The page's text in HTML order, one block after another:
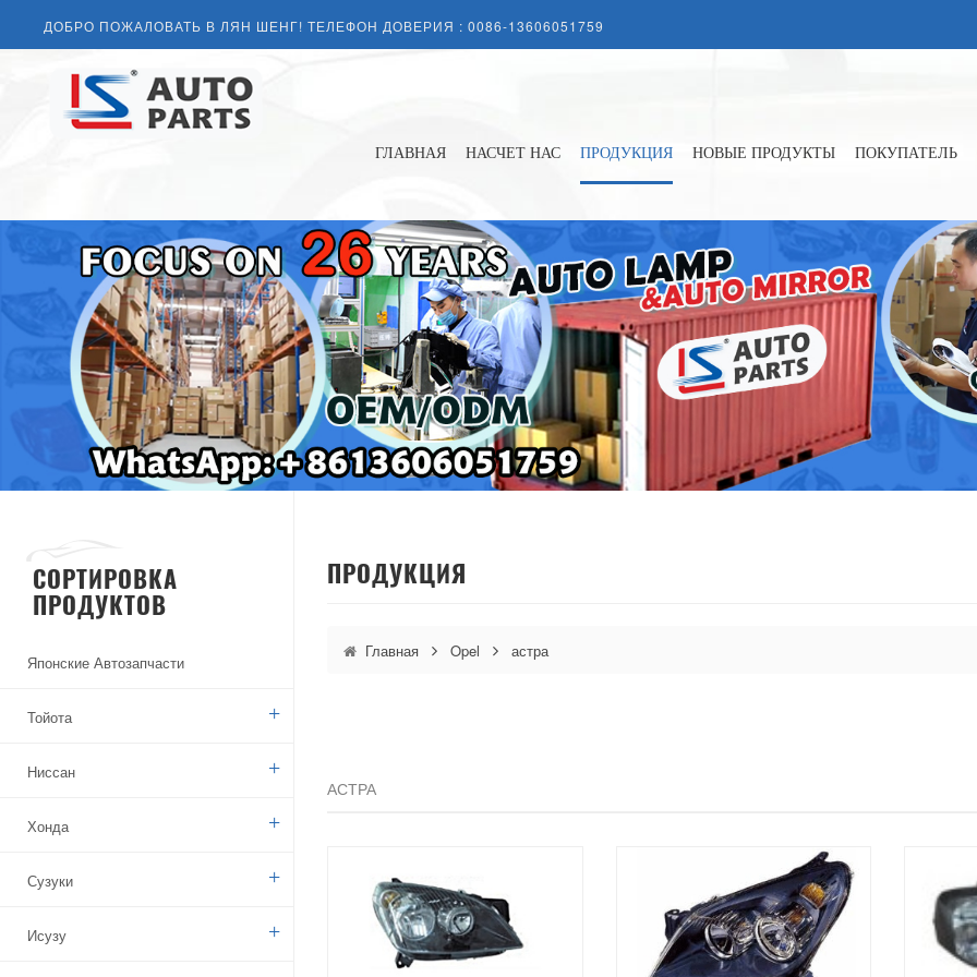
ДОБРО ПОЖАЛОВАТЬ В ЛЯН ШЕНГ! ТЕЛЕФОН ДОВЕРИЯ : 0086-13606051759
ГЛАВНАЯ НАСЧЕТ НАС ПРОДУКЦИЯ НОВЫЕ ПРОДУКТЫ ПОКУПАТЕЛЬ
СОРТИРОВКА
ПРОДУКТОВ
Японские Автозапчасти
Тойота
Ниссан
Хонда
Сузуки
Исузу
ПРОДУКЦИЯ
Главная Opel астра
АСТРА